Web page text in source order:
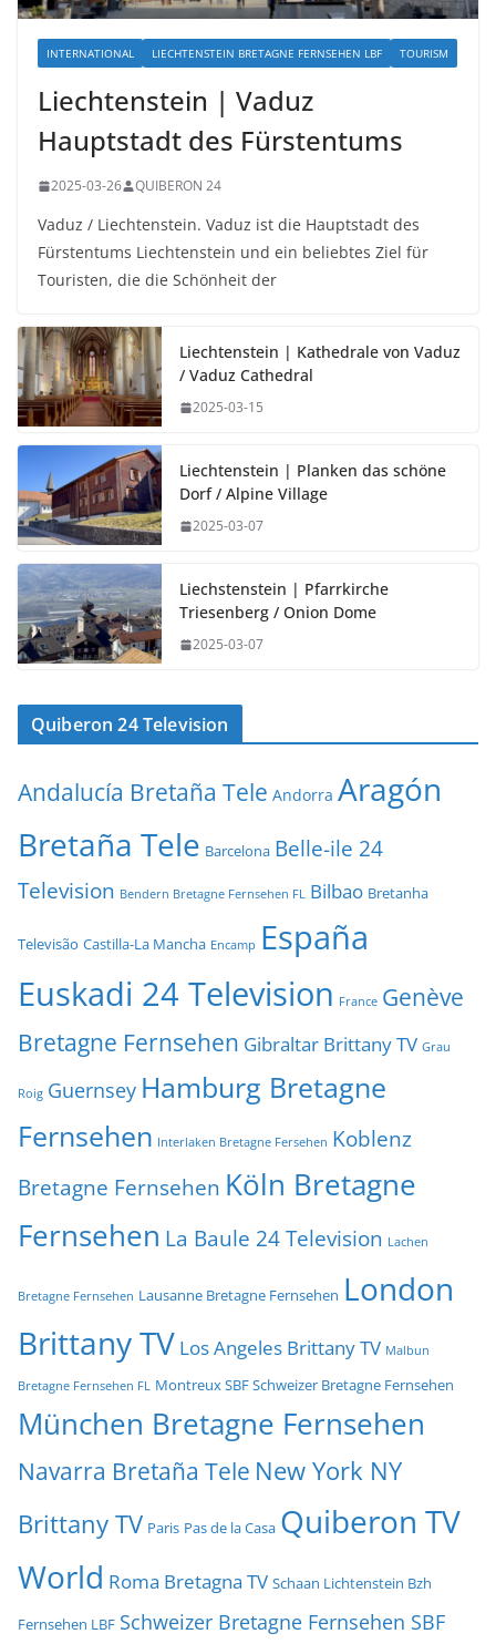
INTERNATIONAL LIECHTENSTEIN BRETAGNE FERNSEHEN LBF TOURISM
Liechtenstein | Vaduz
Hauptstadt des Fürstentums
2025-03-26 QUIBERON 24
Vaduz / Liechtenstein. Vaduz ist die Hauptstadt des
Fürstentums Liechtenstein und ein beliebtes Ziel für
Touristen, die die Schönheit der
Liechtenstein | Kathedrale von Vaduz
/ Vaduz Cathedral
2025-03-15
Liechtenstein | Planken das schöne
Dorf / Alpine Village
2025-03-07
Liechstenstein | Pfarrkirche
Triesenberg / Onion Dome
2025-03-07
Quiberon 24 Television
Andalucía Bretaña Tele Andorra Aragón
Bretaña Tele Barcelona Belle-ile 24
Television Bendern Bretagne Fernsehen FL Bilbao Bretanha
Televisão Castilla-La Mancha Encamp España
Euskadi 24 Television France Genève
Bretagne Fernsehen Gibraltar Brittany TV Grau
Roig Guernsey Hamburg Bretagne
Fernsehen Interlaken Bretagne Fersehen Koblenz
Bretagne Fernsehen Köln Bretagne
Fernsehen La Baule 24 Television Lachen
Bretagne Fernsehen Lausanne Bretagne Fernsehen London
Brittany TV Los Angeles Brittany TV Malbun
Bretagne Fernsehen FL Montreux SBF Schweizer Bretagne Fernsehen
München Bretagne Fernsehen
Navarra Bretaña Tele New York NY
Brittany TV Paris Pas de la Casa Quiberon TV
World Roma Bretagna TV Schaan Lichtenstein Bzh
Fernsehen LBF Schweizer Bretagne Fernsehen SBF